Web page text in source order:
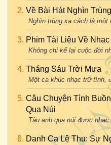
Về Bài Hát Nghìn
Nghìn trùng xa cách là một
Phim Tài Liệu Về
Không chỉ kể lại cuộc đời
Tháng Sáu Trời Mưa
Một ca khúc nhạc trữ tình,
Câu Chuyện Tình
Qua Núi
Tàu anh qua núi được
Danh Ca Lệ Thu: Sự